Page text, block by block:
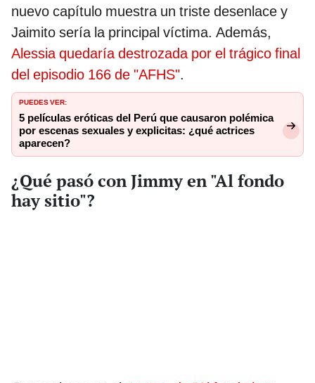
nuevo capítulo muestra un triste desenlace y
Jaimito sería la principal víctima. Además,
Alessia quedaría destrozada por el trágico final
del episodio 166 de "AFHS".
PUEDES VER:
5 películas eróticas del Perú que causaron polémica
por escenas sexuales y explicitas: ¿qué actrices
aparecen?
¿Qué pasó con Jimmy en "Al fondo
hay sitio"?